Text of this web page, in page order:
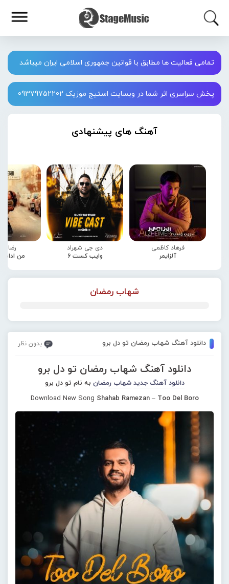
تمامی فعالیت ها مطابق با قوانین جمهوری اسلامی ایران میباشد
پخش سراسری اثر شما در وبسایت استیج موزیک 09379752202
آهنگ های پیشنهادی
فرهاد کاظمی
آلزایمر
دی جی شهراد
وایب کست 6
رضا
من
شهاب رمضان
دانلود آهنگ شهاب رمضان تو دل برو بدون نظر
دانلود آهنگ شهاب رمضان تو دل برو
دانلود آهنگ جدید شهاب رمضان به نام تو دل برو
Download New Song Shahab Ramezan – Too Del Boro